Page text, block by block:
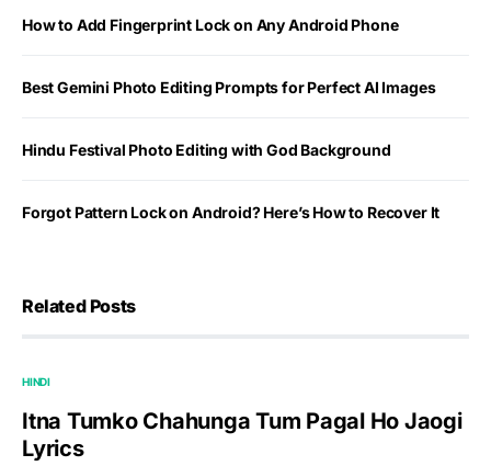
How to Add Fingerprint Lock on Any Android Phone
Best Gemini Photo Editing Prompts for Perfect AI Images
Hindu Festival Photo Editing with God Background
Forgot Pattern Lock on Android? Here’s How to Recover It
Related Posts
HINDI
Itna Tumko Chahunga Tum Pagal Ho Jaogi
Lyrics